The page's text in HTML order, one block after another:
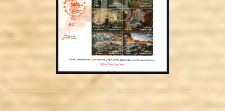
EST. 2007